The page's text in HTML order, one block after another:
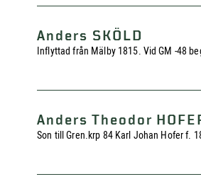
Anders SKÖLD
Inflyttad från Mälby 1815. Vid GM -48
Anders Theodor
Son till Gren.krp 84 Karl Johan Hofer f.